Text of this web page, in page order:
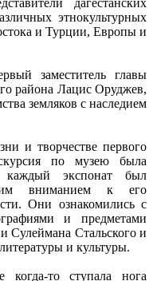
этнокультурных
и Турции, Европы и
заместитель главы
района Лацис Оруджев,
земляков с наследием
и творчестве первого
по музею была
каждый экспонат был
вниманием к его
Они ознакомились с
и предметами
Сулеймана Стальского и
и культуры.
когда-то ступала нога